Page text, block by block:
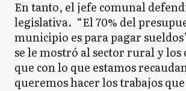
En tanto, el jefe comunal
legislativa. “El 70% del
municipio es para pagar
se le mostró al sector rural y los
que con lo que estamos
queremos hacer los trabajos